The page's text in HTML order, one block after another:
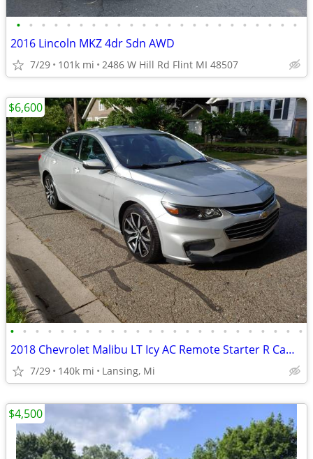
• • • • • • • • • • • • • • • • • • • • • • •
2016 Lincoln MKZ 4dr Sdn AWD
7/29 101k mi 2486 W Hill Rd Flint MI 48507
• • • • • • • • • • • • • • • • • • • • • • • •
2018 Chevrolet Malibu LT Icy AC Remote Starter R Cam N Tires $6,600/BO
7/29 140k mi Lansing, Mi
$6,600
$4,500